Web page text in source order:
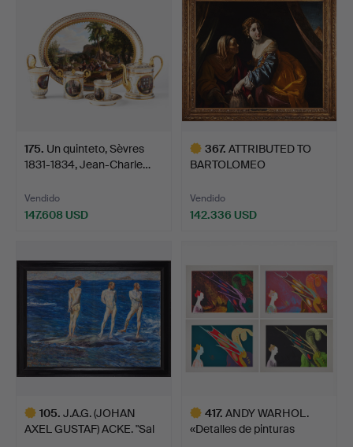
175. Un quinteto, Sèvres
1831-1834, Jean-Charle…
Vendido
147.608 USD
367. ATTRIBUTED TO
BARTOLOMEO
Vendido
142.336 USD
105. J.A.G. (JOHAN
AXEL GUSTAF) ACKE. "Sal
417. ANDY WARHOL.
«Detalles de pinturas